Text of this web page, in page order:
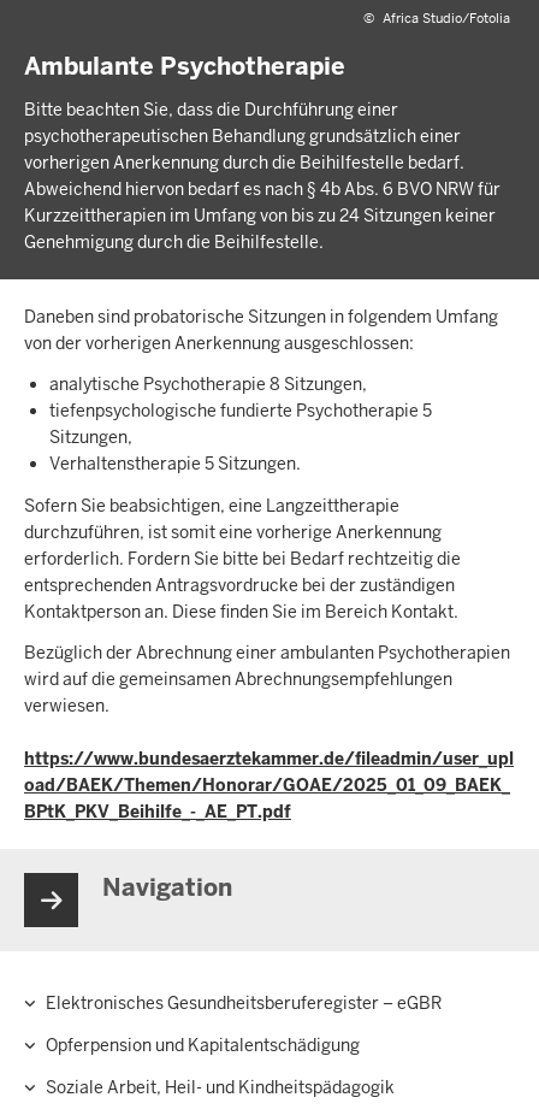
© Africa Studio/Fotolia
Ambulante Psychotherapie
Bitte beachten Sie, dass die Durchführung einer
psychotherapeutischen Behandlung grundsätzlich einer
vorherigen Anerkennung durch die Beihilfestelle bedarf.
Abweichend hiervon bedarf es nach § 4b Abs. 6 BVO NRW für
Kurzzeittherapien im Umfang von bis zu 24 Sitzungen keiner
Genehmigung durch die Beihilfestelle.
Daneben sind probatorische Sitzungen in folgendem Umfang
von der vorherigen Anerkennung ausgeschlossen:
analytische Psychotherapie 8 Sitzungen,
tiefenpsychologische fundierte Psychotherapie 5
Sitzungen,
Verhaltenstherapie 5 Sitzungen.
Sofern Sie beabsichtigen, eine Langzeittherapie
durchzuführen, ist somit eine vorherige Anerkennung
erforderlich. Fordern Sie bitte bei Bedarf rechtzeitig die
entsprechenden Antragsvordrucke bei der zuständigen
Kontaktperson an. Diese finden Sie im Bereich Kontakt.
Bezüglich der Abrechnung einer ambulanten Psychotherapien
wird auf die gemeinsamen Abrechnungsempfehlungen
verwiesen.
https://www.bundesaerztekammer.de/fileadmin/user_upl
oad/BAEK/Themen/Honorar/GOAE/2025_01_09_BAEK_
BPtK_PKV_Beihilfe_-_AE_PT.pdf
Navigation
Elektronisches Gesundheitsberuferegister – eGBR
Opferpension und Kapitalentschädigung
Soziale Arbeit, Heil- und Kindheitspädagogik